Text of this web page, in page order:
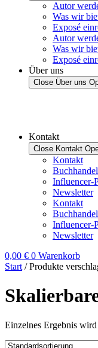
Autor
Was wir
Exposé
Autor
Was wir
Exposé
Über uns
Close Über uns
Kontakt
Close Kontakt
Kontakt
Buchhandel
Influencer-
Newsletter
Kontakt
Buchhandel
Influencer-
Newsletter
0,00 € 0 Warenkorb
Start / Produkte
Einzelnes Ergebnis